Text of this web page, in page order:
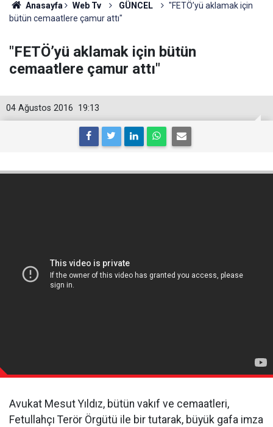
Anasayfa Web Tv GÜNCEL
"FETÖ’yü aklamak için
bütün cemaatlere çamur attı"
"FETÖ’yü aklamak için bütün
cemaatlere çamur attı"
19:13
04 Ağustos 2016
Avukat Mesut Yıldız, bütün vakıf ve cemaatleri,
Fetullahçı Terör Örgütü ile bir tutarak, büyük gafa imza